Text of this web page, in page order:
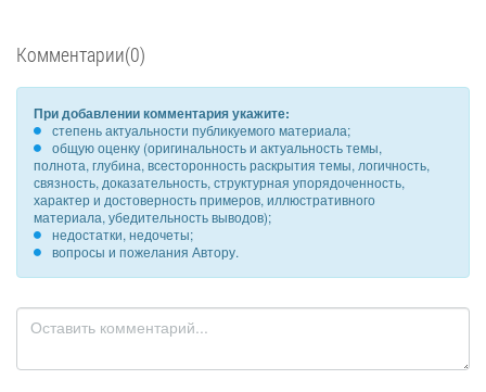
Комментарии(0)
При добавлении комментария укажите:
степень актуальности публикуемого материала;
общую оценку (оригинальность и актуальность темы,
полнота, глубина, всесторонность раскрытия темы, логичность,
связность, доказательность, структурная упорядоченность,
характер и достоверность примеров, иллюстративного
материала, убедительность выводов);
недостатки, недочеты;
вопросы и пожелания Автору.